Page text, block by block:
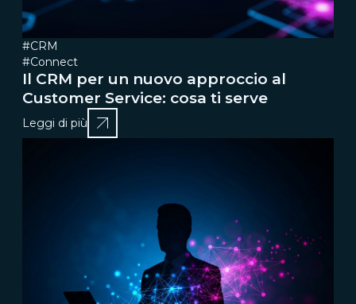
#CRM
#Connect
Il CRM per un nuovo approccio al
Customer Service: cosa ti serve
Leggi di più